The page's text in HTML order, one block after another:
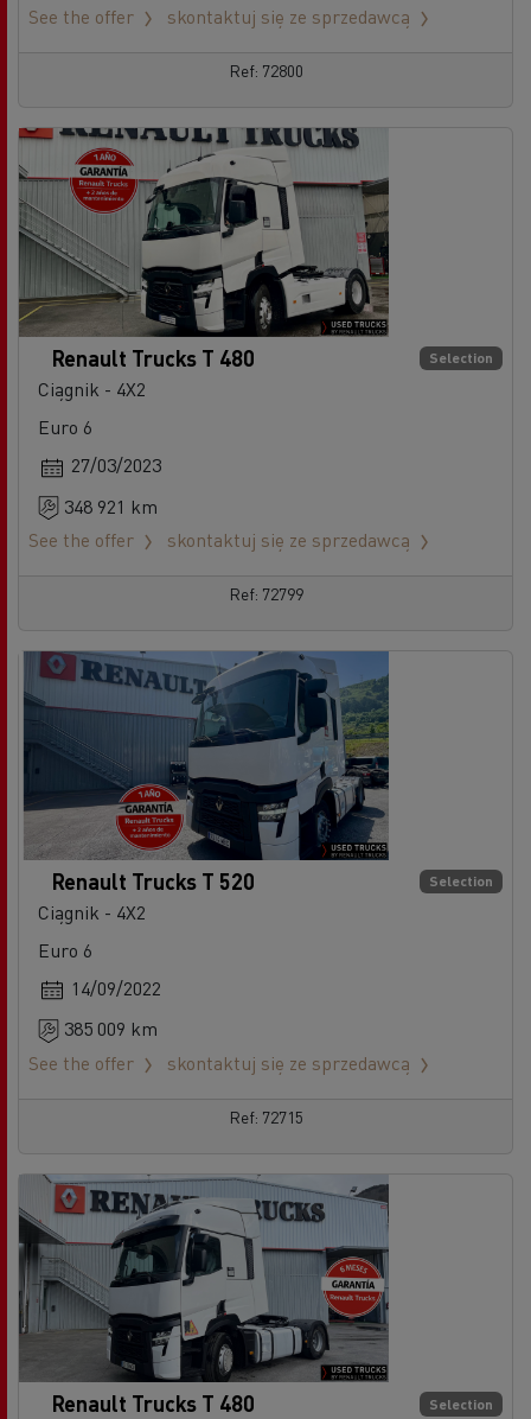
See the offer
skontaktuj się ze sprzedawcą
Ref: 72800
Selection
Renault Trucks T 480
Ciągnik - 4X2
Euro 6
27/03/2023
348 921 km
See the offer
skontaktuj się ze sprzedawcą
Ref: 72799
Selection
Renault Trucks T 520
Ciągnik - 4X2
Euro 6
14/09/2022
385 009 km
See the offer
skontaktuj się ze sprzedawcą
Ref: 72715
Selection
Renault Trucks T 480